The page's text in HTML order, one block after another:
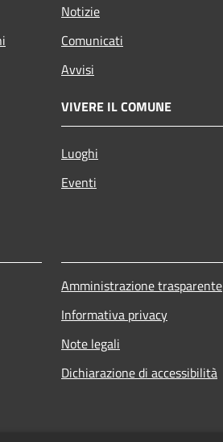
Notizie
Comunicati
Avvisi
VIVERE IL COMUNE
Luoghi
Eventi
Amministrazione trasparente
Informativa privacy
Note legali
Dichiarazione di accessibilità